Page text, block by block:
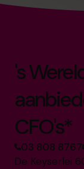
's
CFO's*
03 808 8767
De Keyserlei